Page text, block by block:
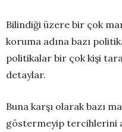
Bilindiği üzere bir çok
koruma adına bazı
politikalar bir çok kişi
detaylar.
Buna karşı olarak bazı
göstermeyip tercihlerini